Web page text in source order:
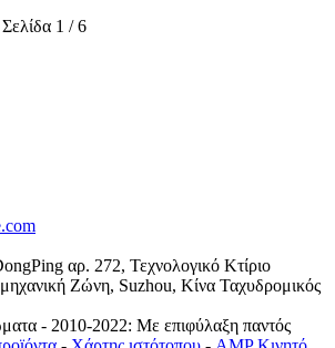
Σελίδα 1 / 6
αρ. 272, Τεχνολογικό Κτίριο
Ζώνη, Suzhou, Κίνα Ταχυδρομικός
- 2010-2022: Με επιφύλαξη παντός